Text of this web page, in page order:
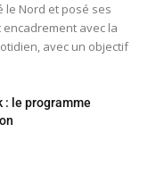
le Nord et posé ses
avec la
avec un objectif
: le programme